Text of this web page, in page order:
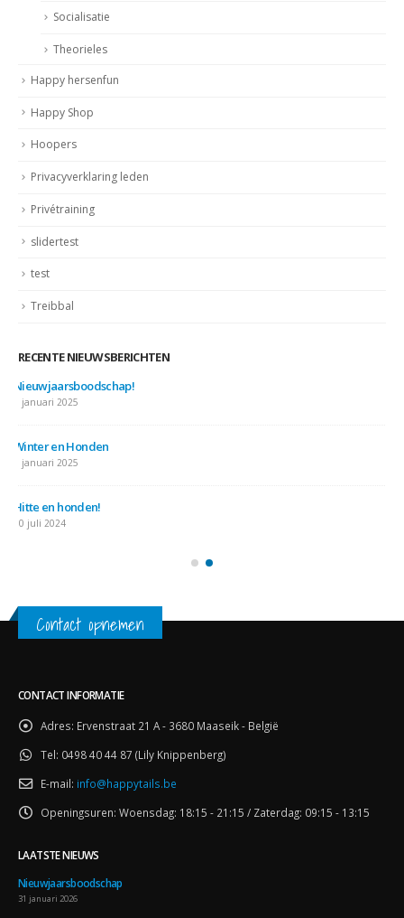
Socialisatie
Theorieles
Happy hersenfun
Happy Shop
Hoopers
Privacyverklaring leden
Privétraining
slidertest
test
Treibbal
RECENTE NIEUWSBERICHTEN
Nieuwjaarsboodschap!
7 januari 2025
Winter en Honden
7 januari 2025
Hitte en honden!
10 juli 2024
Contact opnemen
CONTACT INFORMATIE
Adres: Ervenstraat 21 A - 3680 Maaseik - België
Tel: 0498 40 44 87 (Lily Knippenberg)
E-mail: info@happytails.be
Openingsuren: Woensdag: 18:15 - 21:15 / Zaterdag: 09:15 - 13:15
LAATSTE NIEUWS
Nieuwjaarsboodschap
31 januari 2026